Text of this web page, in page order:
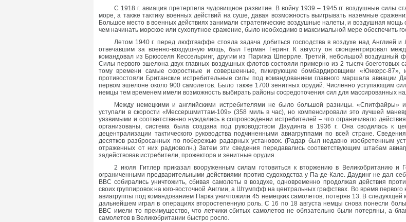
С 1918 г. авиация претерпела чудовищное развитие. В войну 1939 – 1945 гг. воздушные силы
море, а также тактику военных действий на суше, давая возможность выигрывать наземные
Большое место в военных действиях занимали стратегические воздушные налеты, и воздушная
чем начинать морское или сухопутное сражение, было необходимо в максимальной мере обеспечить
Летом 1940 г. перед люфтваффе стояла задача добиться господства в воздухе над Англией
отвечавшим за военно-воздушную мощь, был Герман Геринг. К августу он сконцентрировал
командовал из Брюсселя Кессельринг, другим из Парижа Шперрле. Третий, небольшой воздушный
Силы первого эшелона двух главных воздушных флотов состояли примерно из 2 тысяч
тому времени самые скоростные и совершенные, пикирующие бомбардировщики «Юнкерс-
противостояли Британские истребительные силы под командованием главного маршала авиации
первом эшелоне около 900 самолетов. Было также 1700 зенитных орудий. Численно уступающим
немцы тем временем имели возможность выбирать районы сосредоточения сил для массированных
Между немецкими и английскими истребителями не было большой разницы. «Спитфайры»
уступали в скорости «Мессершмиттам-109» (358 миль в час), но компенсировали это лучшей
уязвимыми и соответственно нуждались в сопровождении истребителей – что ограничивало
организованы, система была создана под руководством Даудинга в 1936 г. Она сводилась к
децентрализации тактического руководства подчиненными авиагруппами по всей стране.
десятков разбросанных по побережью радарных установок. (Радар был недавно изобретенным
отраженных от них радиоволн.) Затем эти сведения передавались соответствующим штабам
задействовав истребители, прожектора и зенитные орудия.
2 июля Гитлер приказал вооруженным силам готовиться к вторжению в Великобританию и
ограниченными предварительными действиями против судоходства у Па-де-Кале. Даудинг не дал
ВВС собирались уничтожить, сбивая самолеты в воздухе, одновременно продолжая действия
своих группировок на юго-восточной Англии, а Штумпфф на центральных графствах. Во время первого
авиагруппы под командованием Парка уничтожили 45 немецких самолетов, потеряв 13. В
дальнейшем играл в операциях второстепенную роль. С 16 по 18 августа немцы снова понесли
ВВС имели то преимущество, что летчики сбитых самолетов не обязательно были потеряны, а
самолетов в Великобритании быстро росло.